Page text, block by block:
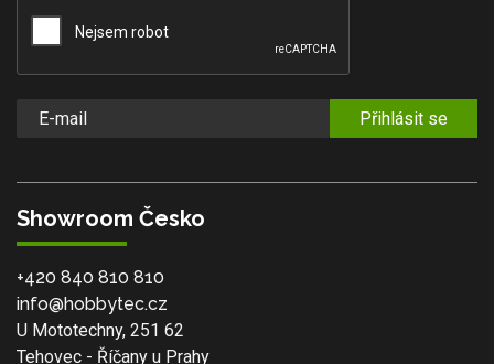
Přihlásit se
Showroom Česko
+420 840 810 810
info@hobbytec.cz
U Mototechny, 251 62
Tehovec - Říčany u Prahy